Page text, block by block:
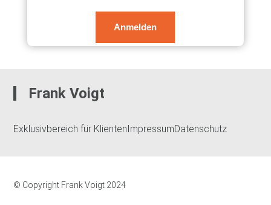
Anmelden
Frank Voigt
Exklusivbereich für KlientenImpressumDatenschutz
© Copyright Frank Voigt 2024